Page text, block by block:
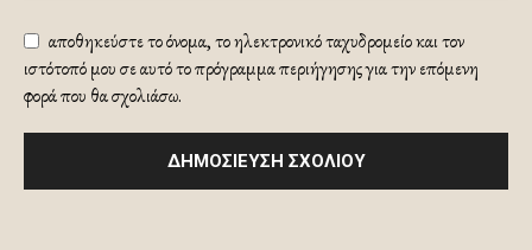
αποθηκεύστε το όνομα, το ηλεκτρονικό ταχυδρομείο και τον
ιστότοπό μου σε αυτό το πρόγραμμα περιήγησης για την επόμενη
φορά που θα σχολιάσω.